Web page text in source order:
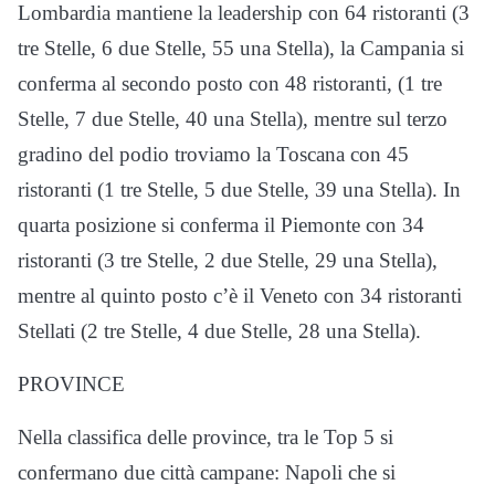
Lombardia mantiene la leadership con 64 ristoranti (3
tre Stelle, 6 due Stelle, 55 una Stella), la Campania si
conferma al secondo posto con 48 ristoranti, (1 tre
Stelle, 7 due Stelle, 40 una Stella), mentre sul terzo
gradino del podio troviamo la Toscana con 45
ristoranti (1 tre Stelle, 5 due Stelle, 39 una Stella). In
quarta posizione si conferma il Piemonte con 34
ristoranti (3 tre Stelle, 2 due Stelle, 29 una Stella),
mentre al quinto posto c’è il Veneto con 34 ristoranti
Stellati (2 tre Stelle, 4 due Stelle, 28 una Stella).
PROVINCE
Nella classifica delle province, tra le Top 5 si
confermano due città campane: Napoli che si